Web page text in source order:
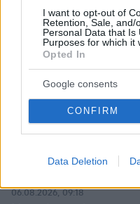
I want to opt-out of
Retention, Sale, and/
Personal Data that Is
Purposes for which it
Opted In
Google consents
CONFIRM
Data Deletion
06.08.2026, 09:18